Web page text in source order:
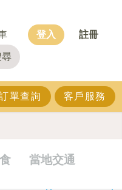
尋
登入 註冊
單查詢 客戶服務
當地交通